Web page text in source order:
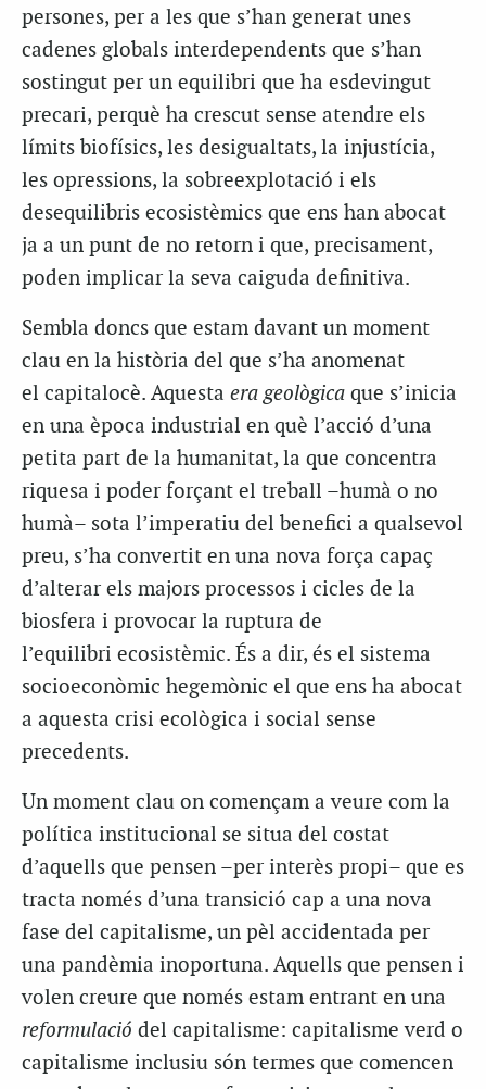
persones, per a les que s’han generat unes
cadenes globals interdependents que s’han
sostingut per un equilibri que ha esdevingut
precari, perquè ha crescut sense atendre els
límits biofísics, les desigualtats, la injustícia,
les opressions, la sobreexplotació i els
desequilibris ecosistèmics que ens han abocat
ja a un punt de no retorn i que, precisament,
poden implicar la seva caiguda definitiva.
Sembla doncs que estam davant un moment
clau en la història del que s’ha anomenat
el capitalocè. Aquesta era geològica que s’inicia
en una època industrial en què l’acció d’una
petita part de la humanitat, la que concentra
riquesa i poder forçant el treball –humà o no
humà– sota l’imperatiu del benefici a qualsevol
preu, s’ha convertit en una nova força capaç
d’alterar els majors processos i cicles de la
biosfera i provocar la ruptura de
l’equilibri ecosistèmic. És a dir, és el sistema
socioeconòmic hegemònic el que ens ha abocat
a aquesta crisi ecològica i social sense
precedents.
Un moment clau on començam a veure com la
política institucional se situa del costat
d’aquells que pensen –per interès propi– que es
tracta només d’una transició cap a una nova
fase del capitalisme, un pèl accidentada per
una pandèmia inoportuna. Aquells que pensen i
volen creure que només estam entrant en una
reformulació del capitalisme: capitalisme verd o
capitalisme inclusiu són termes que comencen